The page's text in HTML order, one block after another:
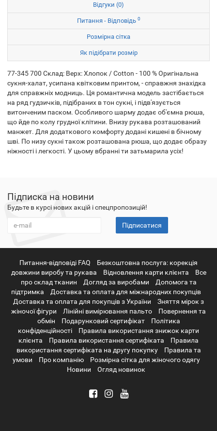
Відгуки (0)
Питання - Відповідь 0
Розмірна сітка
Як підібрати розмір
77-345 700 Склад: Верх: Хлопок / Cotton - 100 % Оригінальна
сукня-халат, усипана квітковим принтом, - справжня знахідка
для справжніх модниць. Ця романтична модель застібається
на ряд гудзичків, підібраних в тон сукні, і підв'язується
витонченим паском. Особливого шарму додає об'ємна рюша,
що йде по колу грудної клітини. Внизу рукава розташований
манжет. Для додаткового комфорту додані кишені в бічному
шві. По низу сукні також розташована рюша, що додає образу
ніжності і легкості. У цьому вбранні ти затьмарила усіх!
Підписка на новини
Будьте в курсі нових акцій і спецпропозицій!
Підписатися
Питання-відповіді FAQ
Безкоштовна послуга: корекція
довжини виробу та рукава
Відновлення карти клієнта
Все
про склад тканин
Догляд за виробами
Допомога та
підтримка
Доставка та оплата для міжнародних покупців
Доставка та оплата для покупців з України
Зняття мірок з
жіночої фігури
Лінійні вимірювання пальто
Повернення та
обмін
Подарунковий сертифікат
Політика
конфіденційності
Правила використання знижок карти
клієнта
Правила використання сертифіката
Правила
використання сертифіката на другу покупку
Правила та
умови
Про компанію
Розмірна сітка для жіночого одягу
Новини
Огляд новинок